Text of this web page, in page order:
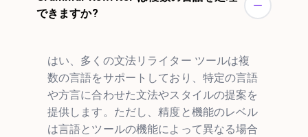
できますか?
はい、多くの文法リライター ツールは複
数の言語をサポートしており、特定の言語
や方言に合わせた文法やスタイルの提案を
提供します。ただし、精度と機能のレベル
は言語とツールの機能によって異なる場合